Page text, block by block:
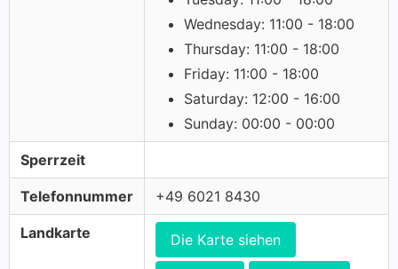
Wednesday: 11:00 - 18:00
Thursday: 11:00 - 18:00
Friday: 11:00 - 18:00
Saturday: 12:00 - 16:00
Sunday: 00:00 - 00:00
Sperrzeit
Telefonnummer +49 6021 8430
Landkarte Die Karte siehen